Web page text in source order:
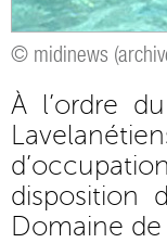
© midinews
À l’ordre
disposition
Domaine de